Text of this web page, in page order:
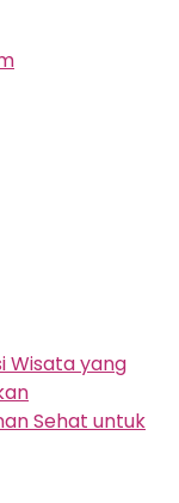
Wisata yang
Sehat untuk